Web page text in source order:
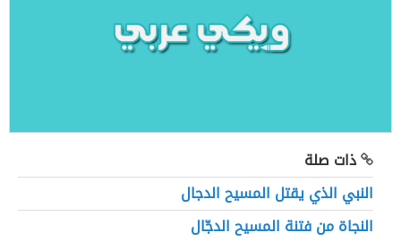
ذات صلة
النبي الذي يقتل المسيح الدجال
النجاة من فتنة المسيح الدجّال